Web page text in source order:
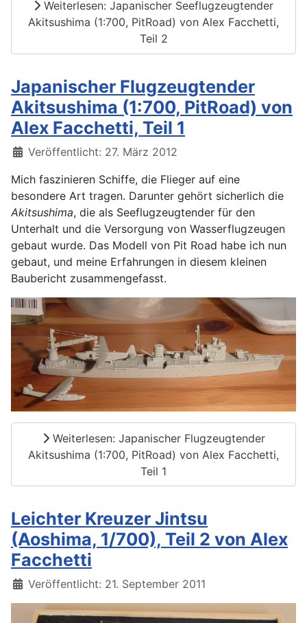
Weiterlesen: Japanischer Seeflugzeugtender
Akitsushima (1:700, PitRoad) von Alex Facchetti,
Teil 2
Japanischer Flugzeugtender
Akitsushima (1:700, PitRoad) von
Alex Facchetti, Teil 1
Details
Veröffentlicht: 27. März 2012
Mich faszinieren Schiffe, die Flieger auf eine
besondere Art tragen. Darunter gehört sicherlich die
Akitsushima, die als Seeflugzeugtender für den
Unterhalt und die Versorgung von Wasserflugzeugen
gebaut wurde. Das Modell von Pit Road habe ich nun
gebaut, und meine Erfahrungen in diesem kleinen
Baubericht zusammengefasst.
Weiterlesen: Japanischer Flugzeugtender
Akitsushima (1:700, PitRoad) von Alex Facchetti,
Teil 1
Leichter Kreuzer Jintsu
(Aoshima, 1/700), Teil 2 von Alex
Facchetti
Details
Veröffentlicht: 21. September 2011